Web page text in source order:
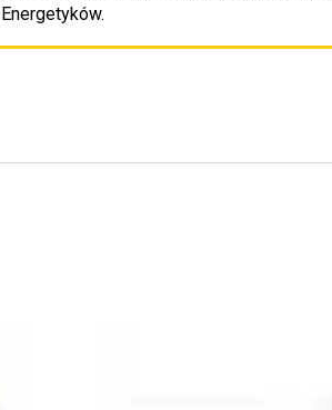
Energetyków.